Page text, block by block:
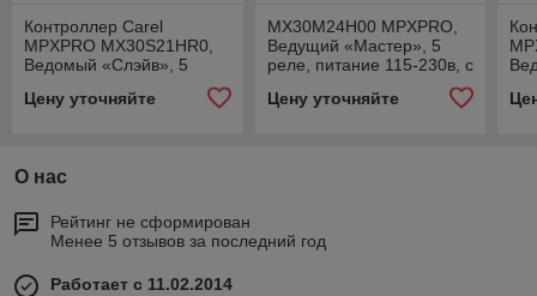
Контроллер Carel
MPXPRO MX30S21HR0,
Ведомый «Слэйв», 5
реле, питание 115-230 в
Цену уточняйте
MX30M24H00 MPXPRO,
Ведущий «Мастер», 5
реле, питание 115-230в, с
Цену уточняйте
с
О нас
Рейтинг не сформирован
Менее 5 отзывов за последний год
Работает с 11.02.2014